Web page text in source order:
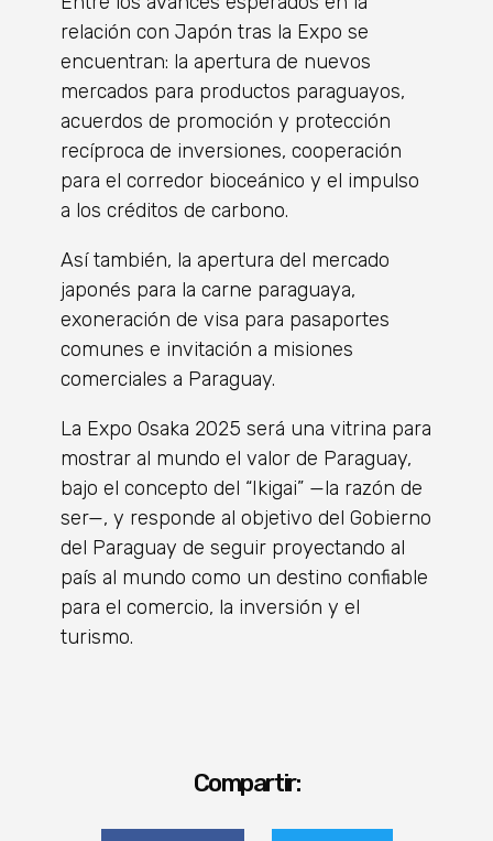
relación con Japón tras la Expo se
encuentran: la apertura de nuevos
mercados para productos paraguayos,
acuerdos de promoción y protección
recíproca de inversiones, cooperación
para el corredor bioceánico y el impulso
a los créditos de carbono.
Así también, la apertura del mercado
japonés para la carne paraguaya,
exoneración de visa para pasaportes
comunes e invitación a misiones
comerciales a Paraguay.
La Expo Osaka 2025 será una vitrina para
mostrar al mundo el valor de Paraguay,
bajo el concepto del “Ikigai” —la razón de
ser—, y responde al objetivo del Gobierno
del Paraguay de seguir proyectando al
país al mundo como un destino confiable
para el comercio, la inversión y el
turismo.
Compartir: